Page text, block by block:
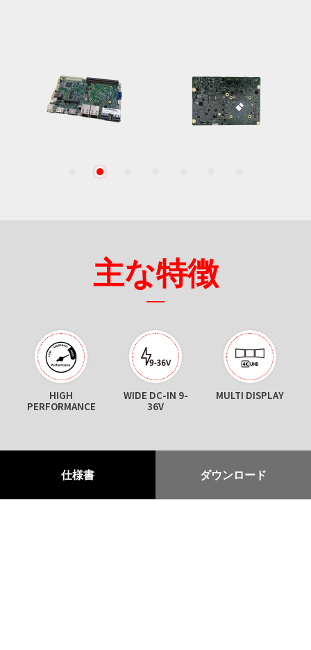
2
主な特徴
HIGH
PERFORMANCE
WIDE DC-IN 9-
36V
MULTI DISPLAY
仕様書 ダウンロード